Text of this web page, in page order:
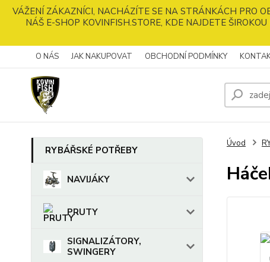
VÁŽENÍ ZÁKAZNÍCI, NACHÁZÍTE SE NA STRÁNKÁCH PRO
NÁŠ E-SHOP KOVINFISH.STORE, KDE NAJDETE
O NÁS JAK NAKUPOVAT OBCHODNÍ PODMÍNKY
RYBÁŘSKÉ POTŘEBY
NAVIJÁKY
PRUTY
SIGNALIZÁTORY,
SWINGERY
Úvod